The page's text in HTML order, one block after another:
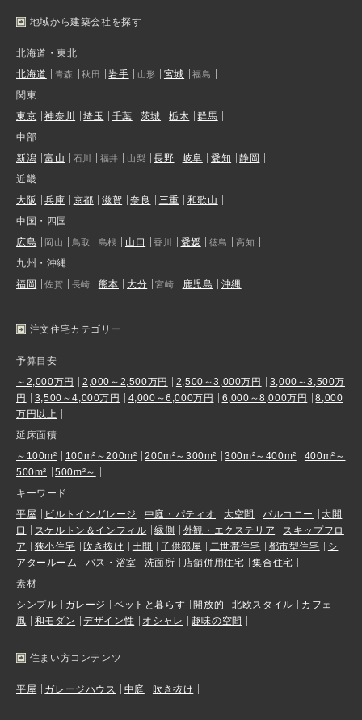
地域から建築会社を探す
北海道・東北
北海道
青森 秋田 岩手 山形 宮城 福島
関東
東京
神奈川 埼玉 千葉 茨城 栃木
群馬
中部
新潟
富山 石川 福井 山梨 長野 岐阜 愛知
静岡
近畿
大阪
兵庫 京都 滋賀 奈良 三重
和歌山
中国・四国
広島
岡山 鳥取 島根 山口 香川 愛媛 徳島 高知
九州・沖縄
福岡
佐賀 長崎 熊本 大分 宮崎 鹿児島 沖縄
注文住宅カテゴリー
予算目安
～2,000万円
2,000～2,500万円 2,500～3,000万円
3,000～3,500万
円
3,500～4,000万円 4,000～6,000万円 6,000～8,000万円
8,000
万円以上
延床面積
～100m²
100m²～200m² 200m²～300m² 300m²～400m²
400m²～
500m²
500m²～
キーワード
平屋
ビルトインガレージ 中庭・パティオ 大空間 バルコニー
大開
口
スケルトン＆インフィル 縁側 外観・エクステリア
スキップフロ
ア
狭小住宅 吹き抜け 土間 子供部屋 二世帯住宅 都市型住宅
シ
アタールーム
バス・浴室 洗面所 店舗併用住宅
集合住宅
素材
シンプル
ガレージ ペットと暮らす 開放的 北欧スタイル
カフェ
風
和モダン デザイン性 オシャレ 趣味の空間
住まい方コンテンツ
平屋 ガレージハウス 中庭 吹き抜け